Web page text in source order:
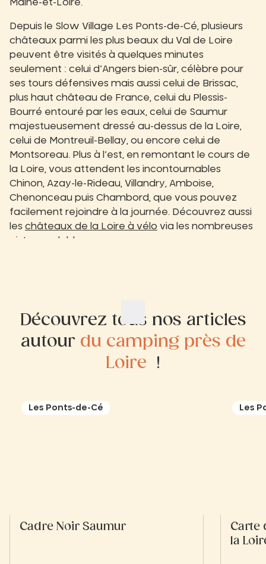
Maine-et-Loire.
Depuis le Slow Village Les Ponts-de-Cé, plusieurs
châteaux parmi les plus beaux du Val de Loire
peuvent être visités à quelques minutes
seulement : celui d’Angers bien-sûr, célèbre pour
ses tours défensives mais aussi celui de Brissac,
plus haut château de France, celui du Plessis-
Bourré entouré par les eaux, celui de Saumur
majestueusement dressé au-dessus de la Loire,
celui de Montreuil-Bellay, ou encore celui de
Montsoreau. Plus à l’est, en remontant le cours de
la Loire, vous attendent les incontournables
Chinon, Azay-le-Rideau, Villandry, Amboise,
Chenonceau puis Chambord, que vous pouvez
facilement rejoindre à la journée. Découvrez aussi
les châteaux de la Loire à vélo via les nombreuses
pistes cyclables.
Découvrez tous nos articles
autourdu camping près de
Loire
!
Les Ponts-de-Cé
Cadre Noir Saumur
Les
Carte
la